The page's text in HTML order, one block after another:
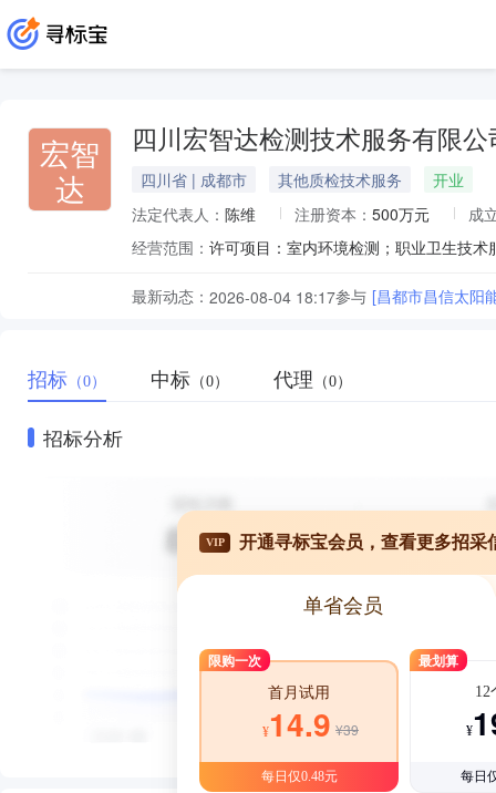
宏智
达
四川宏智达检测技术服务有限公
四川省 | 成都市 其他质检技术服务
开业
法定代表人： 陈维 注册资本： 500万元
成
经营范围：
最新动态： 2026-08-04 18:17参与 [昌都市昌信太阳
招标 （0） 中标 （0） 代理 （0）
招标分析
VIP 开通寻标宝会员，查看更多招采
单省会员
限购一次
首月试用
¥14.9 ¥39
每日仅0.48元
最划算
12
¥
每日